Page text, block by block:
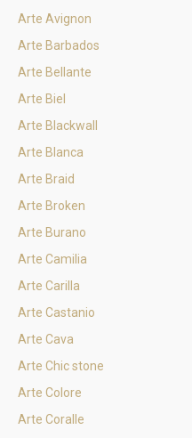
Arte Avignon
Arte Barbados
Arte Bellante
Arte Biel
Arte Blackwall
Arte Blanca
Arte Braid
Arte Broken
Arte Burano
Arte Camilia
Arte Carilla
Arte Castanio
Arte Cava
Arte Chic stone
Arte Colore
Arte Coralle